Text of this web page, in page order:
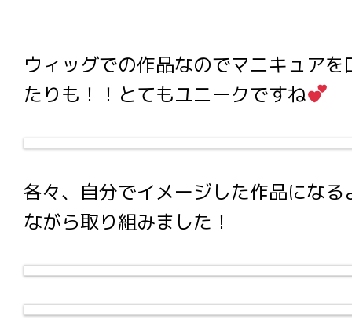
ウィッグでの作品なのでマニキュア
たりも！！とてもユニークですね
各々、自分でイメージした作品にな
ながら取り組みました！